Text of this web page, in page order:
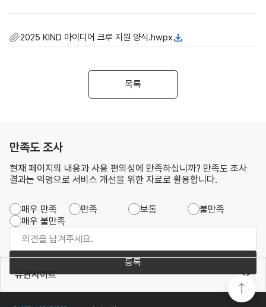
2025 KIND 아이디어 크루 지원 양식.hwpx
목록
만족도 조사
현재 페이지의 내용과 사용 편의성에 만족하십니까? 만족도 조사
결과는 익명으로 서비스 개선을 위한 자료로 활용합니다.
매우 만족 만족 보통
불만족
매우 불만족
등록
유관사이트